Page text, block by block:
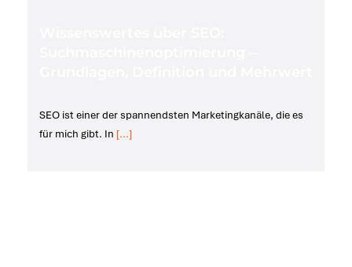
SEO ist einer der spannendsten Marketingkanäle, die es
für mich gibt. In [...]